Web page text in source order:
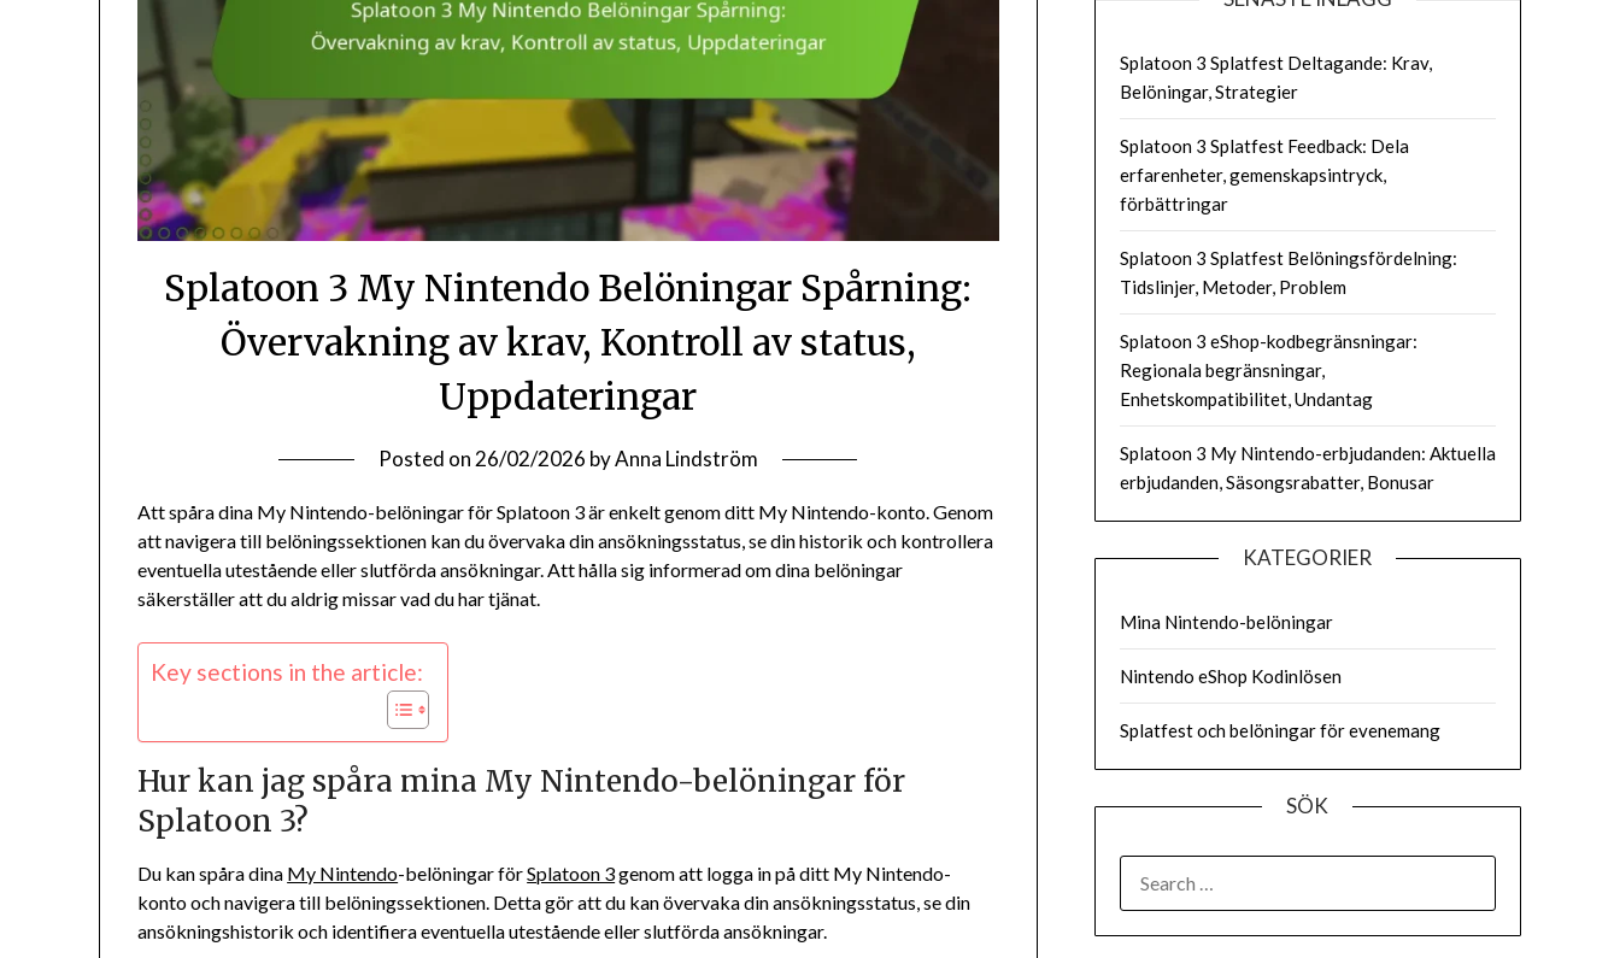
Splatoon 3 My Nintendo Belöningar Spårning:
Övervakning av krav, Kontroll av status,
Uppdateringar
Posted on 26/02/2026 byAnna Lindström
Att spåra dina My Nintendo-belöningar för Splatoon 3 är enkelt genom ditt My Nintendo-konto. Genom
att navigera till belöningssektionen kan du övervaka din ansökningsstatus, se din historik och kontrollera
eventuella utestående eller slutförda ansökningar. Att hålla sig informerad om dina belöningar
säkerställer att du aldrig missar vad du har tjänat.
Key sections in the article:
Hur kan jag spåra mina My Nintendo-belöningar för
Splatoon 3?
Du kan spåra dina My Nintendo-belöningar förSplatoon 3genom att logga in på ditt My Nintendo-
konto och navigera till belöningssektionen. Detta gör att du kan övervaka din ansökningsstatus, se din
ansökningshistorik och identifiera eventuella utestående eller slutförda ansökningar.
Splatoon 3 Splatfest Deltagande: Krav,
Belöningar, Strategier
Splatoon 3 Splatfest Feedback: Dela
erfarenheter, gemenskapsintryck,
förbättringar
Splatoon 3 Splatfest Belöningsfördelning:
Tidslinjer, Metoder, Problem
Splatoon 3 eShop-kodbegränsningar:
Regionala begränsningar,
Enhetskompatibilitet, Undantag
Splatoon 3 My Nintendo-erbjudanden: Aktuella
erbjudanden, Säsongsrabatter, Bonusar
KATEGORIER
Mina Nintendo-belöningar
Nintendo eShop Kodinlösen
Splatfest och belöningar för evenemang
SÖK
FOR: